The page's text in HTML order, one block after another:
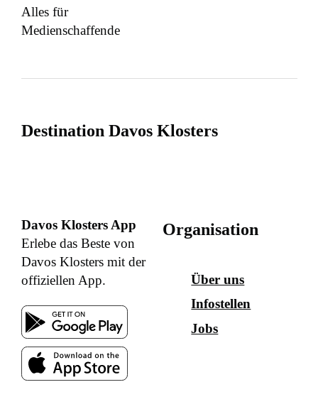
Alles für
Medienschaffende
Destination Davos Klosters
Davos Klosters App
Erlebe das Beste von
Davos Klosters mit der
offiziellen App.
Organisation
Über uns
Infostellen
Jobs